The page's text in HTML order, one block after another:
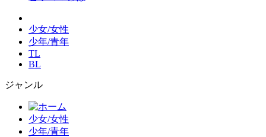
少女/女性
少年/青年
TL
BL
ジャンル
少女/女性
少年/青年